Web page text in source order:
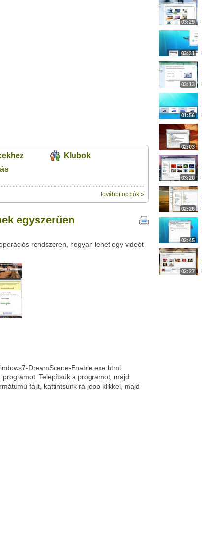
Klubok
további opciók »
egyszerűen
rendszeren, hogyan lehet egy videót
DreamScene-Enable.exe.html
Telepítsük a programot, majd
fájlt, kattintsunk rá jobb klikkel, majd
03:29
03:31
03:13
01:56
02:03
03:20
02:26
02:45
02:27